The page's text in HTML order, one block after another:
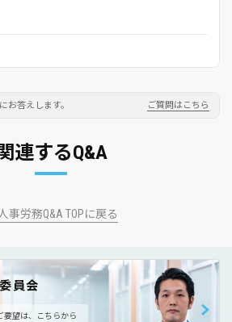
お答えします。 ご質問はこちら
関連するQ&A
人事労務Q&A TOPに戻る
員会
要望は、こちらから